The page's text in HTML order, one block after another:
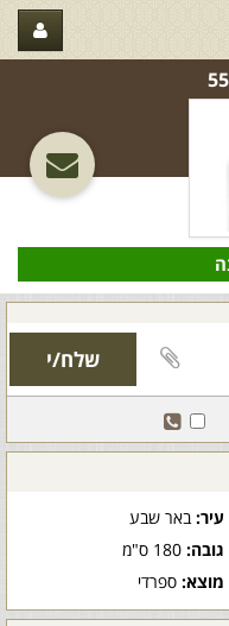
עיר:באר שבע
גובה:180 ס"מ
מוצא:ספרדי